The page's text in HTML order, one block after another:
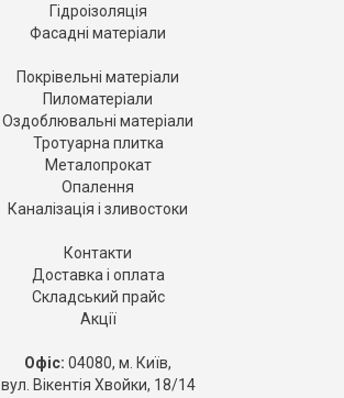
Гідроізоляція
Фасадні матеріали
Покрівельні матеріали
Пиломатеріали
Оздоблювальні матеріали
Тротуарна плитка
Металопрокат
Опалення
Каналізація і зливостоки
Контакти
Доставка і оплата
Складський прайс
Акції
Офіс: 04080, м. Київ,
вул. Вікентія Хвойки, 18/14